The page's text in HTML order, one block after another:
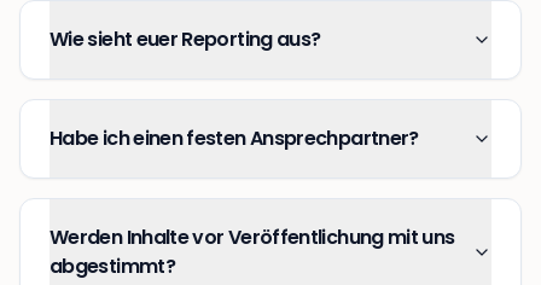
Wie sieht euer Reporting aus?
Habe ich einen festen Ansprechpartner?
Werden Inhalte vor Veröffentlichung mit uns
abgestimmt?